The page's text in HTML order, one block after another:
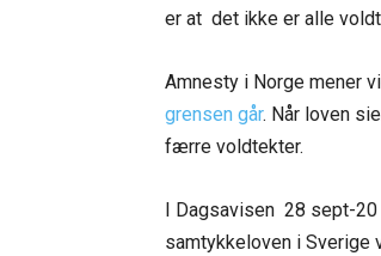
er at det ikke er alle
Amnesty i Norge mener
grensen går. Når loven
færre voldtekter.
I Dagsavisen 28 sept-
samtykkeloven i Sverige